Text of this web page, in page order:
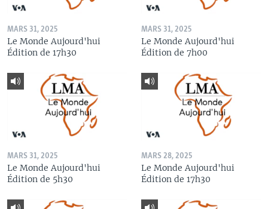
MARS 31, 2025
Le Monde Aujourd'hui
Édition de 17h30
MARS 31, 2025
Le Monde Aujourd'hui
Édition de 7h00
MARS 31, 2025
Le Monde Aujourd'hui
Édition de 5h30
MARS 28, 2025
Le Monde Aujourd'hui
Édition de 17h30